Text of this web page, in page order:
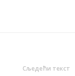
Сљедећи текст